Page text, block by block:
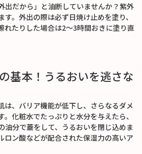
出だから」と油断していませんか？紫外
。外出の際は必ず日焼け止めを塗り、
れたりした場合は2〜3時間おきに塗り直
基本！うるおいを逃さな
は、バリア機能が低下し、さらなるダメ
化粧水でたっぷりと水分を与えたら、
油分で蓋をして、うるおいを閉じ込めま
ロン酸などが配合された保湿力の高いア